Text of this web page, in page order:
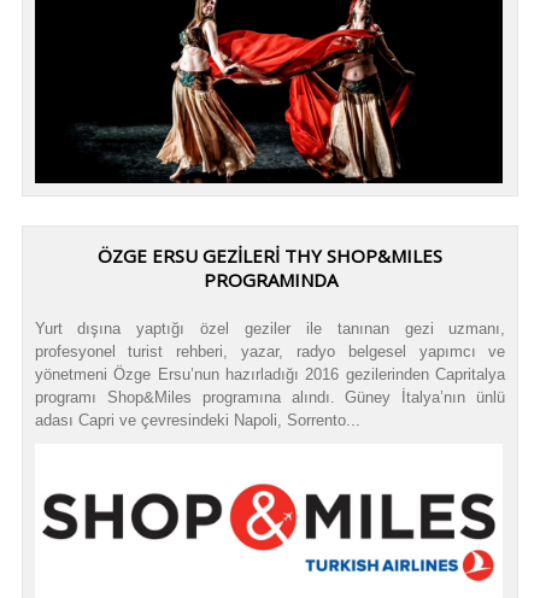
ÖZGE ERSU GEZİLERİ THY SHOP&MILES
PROGRAMINDA
Yurt dışına yaptığı özel geziler ile tanınan gezi uzmanı,
profesyonel turist rehberi, yazar, radyo belgesel yapımcı ve
yönetmeni Özge Ersu’nun hazırladığı 2016 gezilerinden Capritalya
programı Shop&Miles programına alındı. Güney İtalya’nın ünlü
adası Capri ve çevresindeki Napoli, Sorrento...